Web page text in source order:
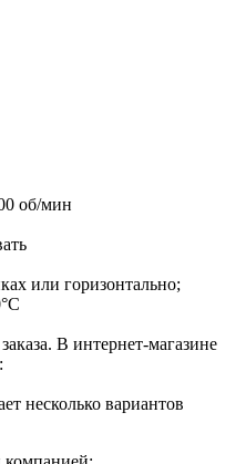
об/мин
или горизонтально;
В интернет-магазине
несколько вариантов